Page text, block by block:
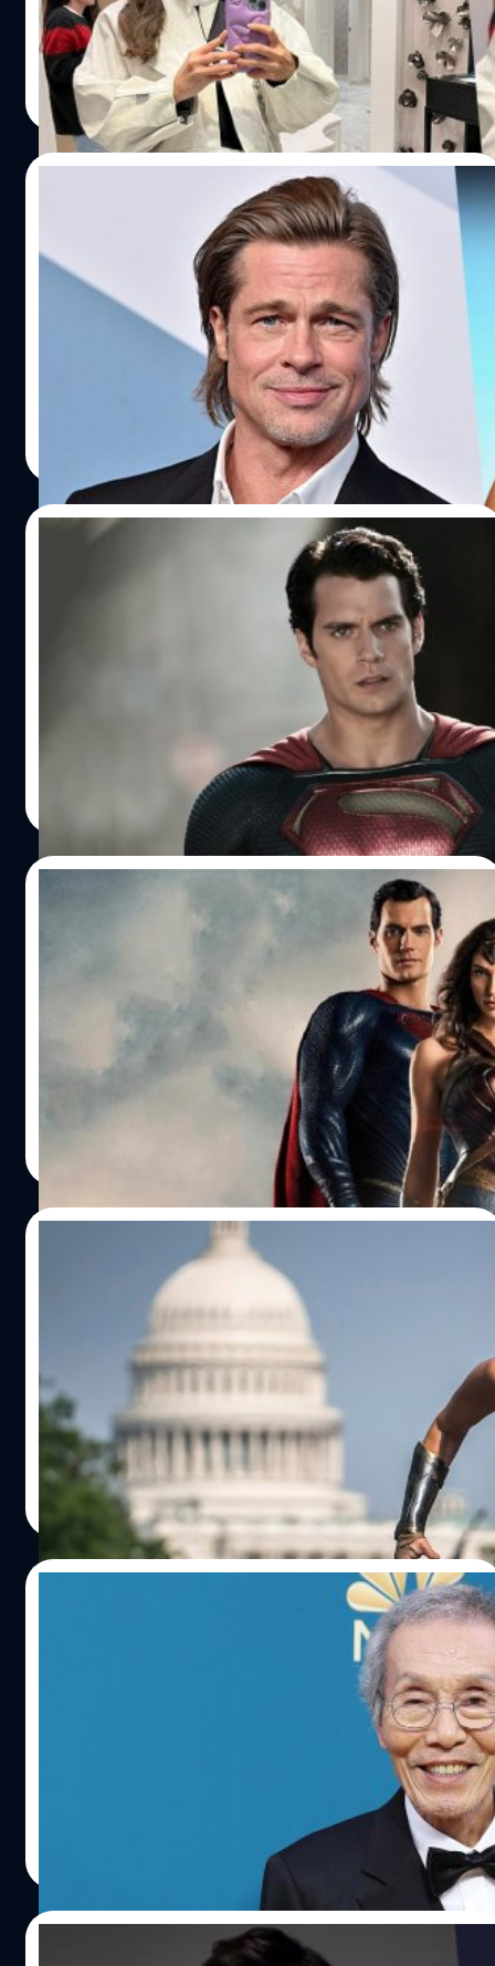
เล่น Instagram ด้วยตัวเองอีกครั้งหลังจากหยุดเล่นไปกว่า 4 ปี
ประภาส อยู่เย็น| 1301 days ago
Read More
ลือ Brad Pitt ซุ่มปลูกต้นรักกับนักธุรกิจสาว
หลังเผชิญข่าวฉาวถูกอดีตภรรยาฟ้องร้อง
ลือ แบรด พิตต์ (Brad Pitt) คบหากับหวานใจคนใหม่ อีเนส
เดอ รามอน (Ines de Ramon) สาวสวยวัย 30 ปี ดีกรีรอง
ประธานแบรนด์เครื่องประดับ หลังเผชิญมรสุมฟ้องร้องจาก
| 1328 days ago
15/12/2022
Henry Cavill จะไม่ได้กลับมาเป็น Superman
ตามแผน DCU ของผู้บริหารใหม่
เฮนรี คาวิลล์ (Henry Cavill) ประกาศผ่าน Instagram จะไม่ได้
กลับมารับบท ซูเปอร์แมน (Superman) เหตุเพราะไม่
สอดคล้องกับแผน DCU ของสองผู้บริหารใหม่
| 1333 days ago
สถานการณ์หลังสั่งยุบ ‘Wonder Woman 3’
ลือ หรือ Henry Cavill อาจไม่ได้กลับมาเป็น
Superman
สถานการณ์หลัง DC Studios ยุบโปรเจกต์ 'Wonder Woman
3' ปิดม่านจักรวาล Snyderverse และ เฮนรี คาวิลล์ (Henry
Cavill) อาจไม่ได้กลับมาเป็น Superman
ประภาส อยู่เย็น
DC Studios สั่งยุบโปรเจกต์ ‘Wonder
Woman 3’ เหตุไม่สอดคล้องแผน DCU ของ 2
ผู้บริหารใหม่
DC Studios สั่งยุบโปรเจกต์ 'Wonder Woman 3' ของ แพตตี
เจนกินส์ (Patty Jenkins) เหตุไม่สอดคล้องแผน DCU ของ 2
ผู้บริหารใหม่
ประภาส อยู่เย็น| 1340 days ago
Read More
ศาลเกาหลีใต้สั่งฟ้อง ‘โอยองซู’ นักแสดงซีรีส์
ดัง ‘Squid Game’ ข้อหาประพฤติผิดทางเพศ
อัยการเกาหลีใต้สั่งฟ้อง โอยองซู (O Yeong-su) นักแสดงรุ่น
ใหญ่ จากซีรีส์ดัง 'Squid Game' ในข้อหาประพฤติผิดทางเพศ